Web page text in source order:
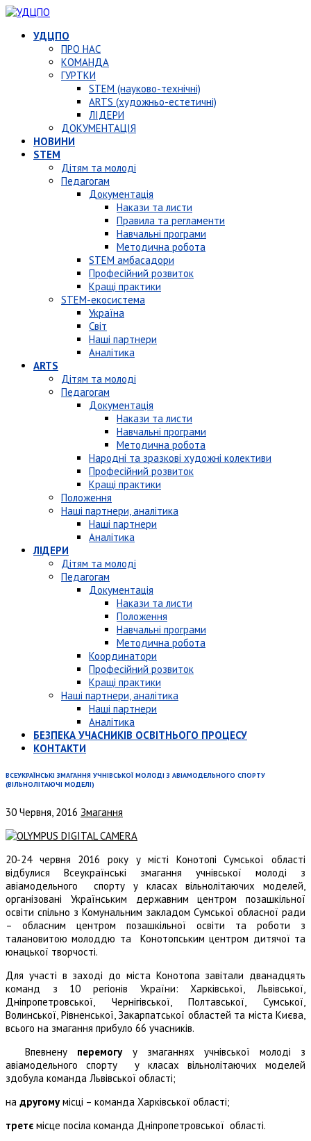
УДЦПО
ПРО НАС
КОМАНДА
ГУРТКИ
STEM (науково-технічні)
ARTS (художньо-естетичні)
ЛІДЕРИ
ДОКУМЕНТАЦІЯ
НОВИНИ
STEM
Дітям та молоді
Педагогам
Документація
Накази та листи
Правила та регламенти
Навчальні програми
Методична робота
STEM амбасадори
Професійний розвиток
Кращі практики
STEM-екосистема
Україна
Світ
Наші партнери
Аналітика
ARTS
Дітям та молоді
Педагогам
Документація
Накази та листи
Навчальні програми
Методична робота
Народні та зразкові художні колективи
Професійний розвиток
Кращі практики
Положення
Наші партнери, аналітика
Наші партнери
Аналітика
ЛІДЕРИ
Дітям та молоді
Педагогам
Документація
Накази та листи
Положення
Навчальні програми
Методична робота
Координатори
Професійний розвиток
Кращі практики
Наші партнери, аналітика
Наші партнери
Аналітика
БЕЗПЕКА УЧАСНИКІВ ОСВІТНЬОГО ПРОЦЕСУ
КОНТАКТИ
ВСЕУКРАЇНСЬКІ ЗМАГАННЯ УЧНІВСЬКОЇ МОЛОДІ З АВІАМОДЕЛЬНОГО СПОРТУ
(ВІЛЬНОЛІТАЮЧІ МОДЕЛІ)
30 Червня, 2016 Змагання
20-24 червня 2016 року у місті Конотопі Сумської області
відбулися Всеукраїнські змагання учнівської молоді з
авіамодельного спорту у класах вільнолітаючих моделей,
організовані Українським державним центром позашкільної
освіти спільно з Комунальним закладом Сумської обласної ради
– обласним центром позашкільної освіти та роботи з
талановитою молоддю та Конотопським центром дитячої та
юнацької творчості.
Для участі в заході до міста Конотопа завітали дванадцять
команд з 10 регіонів України: Харківської, Львівської,
Дніпропетровської, Чернігівської, Полтавської, Сумської,
Волинської, Рівненської, Закарпатської областей та міста Києва,
всього на змагання прибуло 66 учасників.
Впевнену перемогуу змаганнях учнівської молоді з
авіамодельного спорту у класах вільнолітаючих моделей
здобула команда Львівської області;
на другомумісці – команда Харківської області;
третє місце посіла команда Дніпропетровської області.